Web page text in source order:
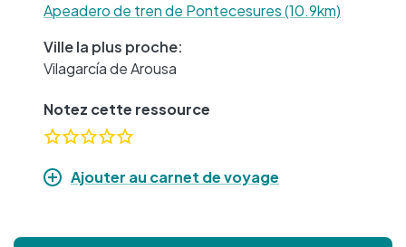
Apeadero de tren de Pontecesures (10.9km)
Ville la plus proche:
Vilagarcía de Arousa
Notez cette ressource
Ajouter au carnet de voyage